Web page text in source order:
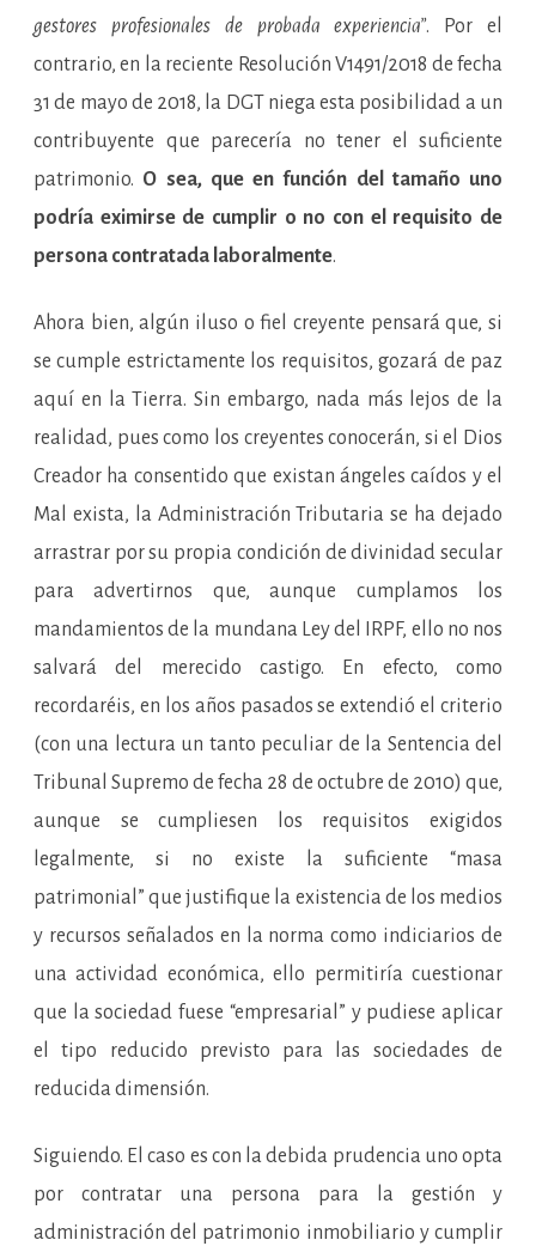
gestores profesionales de probada experiencia”. Por el
contrario, en la reciente Resolución V1491/2018 de fecha
31 de mayo de 2018, la DGT niega esta posibilidad a un
contribuyente que parecería no tener el suficiente
patrimonio. O sea, que en función del tamaño uno
podría eximirse de cumplir o no con el requisito de
persona contratada laboralmente.
Ahora bien, algún iluso o fiel creyente pensará que, si
se cumple estrictamente los requisitos, gozará de paz
aquí en la Tierra. Sin embargo, nada más lejos de la
realidad, pues como los creyentes conocerán, si el Dios
Creador ha consentido que existan ángeles caídos y el
Mal exista, la Administración Tributaria se ha dejado
arrastrar por su propia condición de divinidad secular
para advertirnos que, aunque cumplamos los
mandamientos de la mundana Ley del IRPF, ello no nos
salvará del merecido castigo. En efecto, como
recordaréis, en los años pasados se extendió el criterio
(con una lectura un tanto peculiar de la Sentencia del
Tribunal Supremo de fecha 28 de octubre de 2010) que,
aunque se cumpliesen los requisitos exigidos
legalmente, si no existe la suficiente “masa
patrimonial” que justifique la existencia de los medios
y recursos señalados en la norma como indiciarios de
una actividad económica, ello permitiría cuestionar
que la sociedad fuese “empresarial” y pudiese aplicar
el tipo reducido previsto para las sociedades de
reducida dimensión.
Siguiendo. El caso es con la debida prudencia uno opta
por contratar una persona para la gestión y
administración del patrimonio inmobiliario y cumplir